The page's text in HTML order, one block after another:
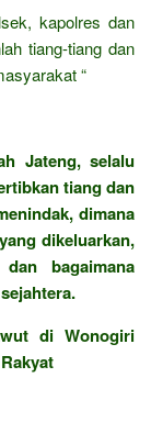
kapolres dan
tiang-tiang dan
“
Jateng, selalu
tiang dan
dimana
dikeluarkan,
bagaimana
di Wonogiri